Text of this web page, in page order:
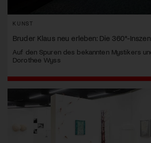
KUNST
Bruder Klaus neu erleben: Die 360°-
Auf den Spuren des bekannten Mystikers
Dorothee Wyss